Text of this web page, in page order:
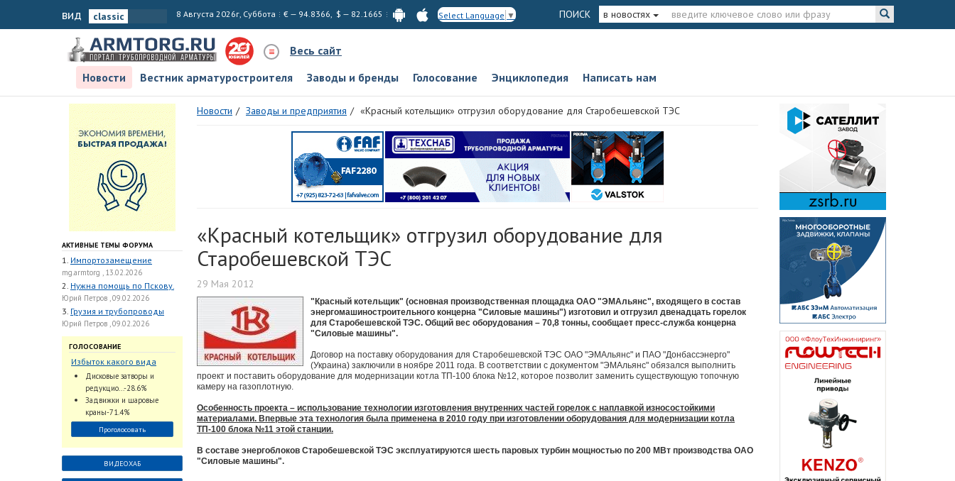
вид 8 Августа 2026г, Суббота € — 94.8366, $ — 82.1665 Select Language ▼ ПОИСК в новостях
Весь сайт
Новости
Вестник арматуростроителя Заводы и бренды Голосование Энциклопедия Написать нам
АКТИВНЫЕ ТЕМЫ ФОРУМА
1. Импортозамещение
mg.armtorg , 13.02.2026
2. Нужна помощь по Пскову.
Юрий Петров , 09.02.2026
3. Грузия и трубопроводы
Юрий Петров , 09.02.2026
ГОЛОСОВАНИЕ
Избыток какого вида
трубопроводной
арматуры наблюдается
на Российском рынке с
2024 по 2026 годы?
Дисковые затворы и
редукцио...-28.6%
Задвижки и шаровые
краны-71.4%
Проголосовать
ВИДЕОХАБ
Новости Заводы и предприятия «Красный котельщик» отгрузил оборудование для Старобешевской ТЭС
«Красный котельщик» отгрузил оборудование для
Старобешевской ТЭС
29 Мая 2012
"Красный котельщик" (основная производственная площадка ОАО "ЭМАльянс", входящего в состав
энергомашиностроительного концерна "Силовые машины") изготовил и отгрузил двенадцать горелок
для Старобешевской ТЭС. Общий вес оборудования – 70,8 тонны, сообщает пресс-служба концерна
"Силовые машины".
Договор на поставку оборудования для Старобешевской ТЭС ОАО "ЭМАльянс" и ПАО "Донбассэнерго"
(Украина) заключили в ноябре 2011 года. В соответствии с документом "ЭМАльянс" обязался выполнить
проект и поставить оборудование для модернизации котла ТП-100 блока №12, которое позволит заменить существующую топочную
камеру на газоплотную.
Особенность проекта – использование технологии изготовления внутренних частей горелок с наплавкой износостойкими
материалами. Впервые эта технология была применена в 2010 году при изготовлении оборудования для модернизации котла
ТП-100 блока №11 этой станции.
В составе энергоблоков Старобешевской ТЭС эксплуатируются шесть паровых турбин мощностью по 200 МВт производства ОАО
"Силовые машины".